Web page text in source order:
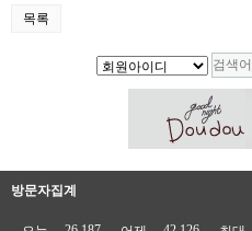
목록
방문자집계